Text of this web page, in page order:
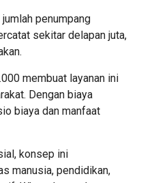
penumpang
sekitar delapan juta,
membuat layanan ini
Dengan biaya
biaya dan manfaat
konsep ini
manusia, pendidikan,